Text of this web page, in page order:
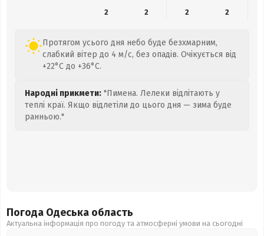
2
2 2 2
Протягом усього дня небо буде безхмарним,
слабкий вітер до 4 м/с, без опадів. Очікується від
+22°C до +36°C.
Народні прикмети: "Пимена. Лелеки відлітають у
теплі краї. Якщо відлетіли до цього дня — зима буде
ранньою."
Погода Одеська область
Актуальна інформація про погоду та атмосферні умови на сьогодні